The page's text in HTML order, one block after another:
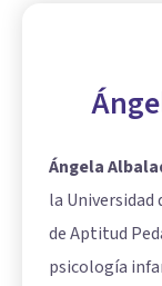
Ángela
la Universidad
de Aptitud
psicología